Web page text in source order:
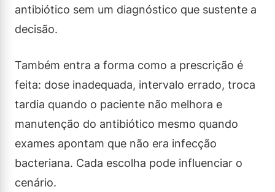
antibiótico sem um diagnóstico que sustente a
decisão.
Também entra a forma como a prescrição é
feita: dose inadequada, intervalo errado, troca
tardia quando o paciente não melhora e
manutenção do antibiótico mesmo quando
exames apontam que não era infecção
bacteriana. Cada escolha pode influenciar o
cenário.